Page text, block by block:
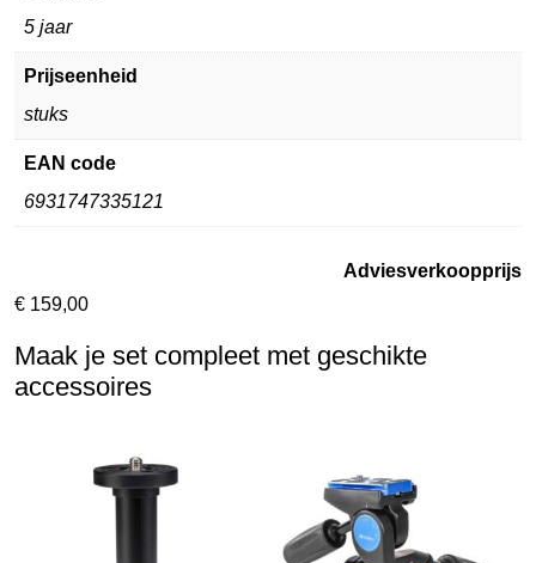
5 jaar
Prijseenheid
stuks
EAN code
6931747335121
Adviesverkoopprijs
€ 159,00
Maak je set compleet met geschikte
accessoires